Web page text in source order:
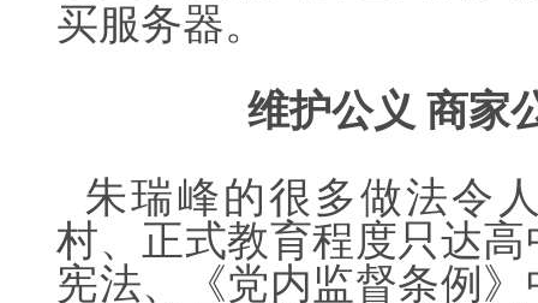
买服务器。
维护公义 商家
朱瑞峰的很多做法令
村、正式教育程度只达
宪法、《党内监督条例